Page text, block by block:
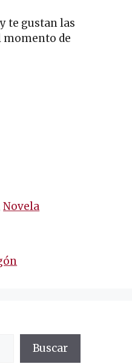
te gustan las
momento de
Novela
Buscar